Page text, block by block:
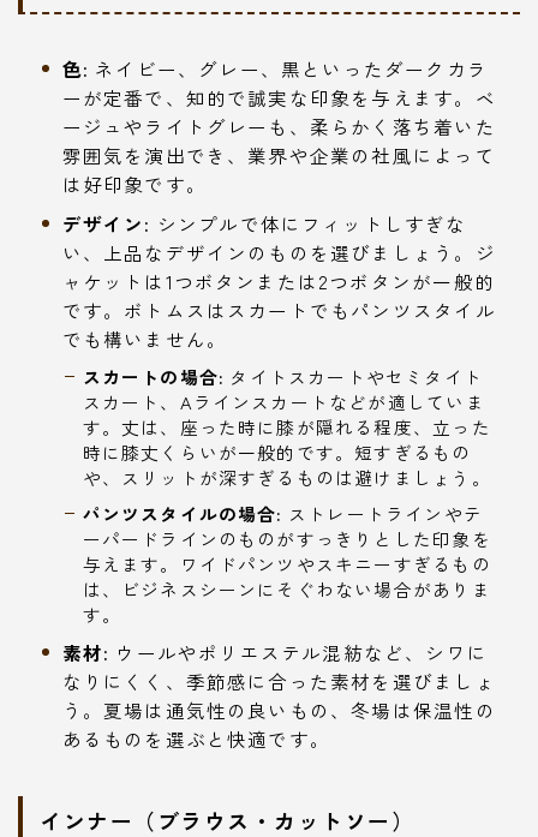
色: ネイビー、グレー、黒といったダークカラ
ーが定番で、知的で誠実な印象を与えます。ベ
ージュやライトグレーも、柔らかく落ち着いた
雰囲気を演出でき、業界や企業の社風によって
は好印象です。
デザイン: シンプルで体にフィットしすぎな
い、上品なデザインのものを選びましょう。ジ
ャケットは1つボタンまたは2つボタンが一般的
です。ボトムスはスカートでもパンツスタイル
でも構いません。
スカートの場合: タイトスカートやセミタイト
スカート、Aラインスカートなどが適していま
す。丈は、座った時に膝が隠れる程度、立った
時に膝丈くらいが一般的です。短すぎるもの
や、スリットが深すぎるものは避けましょう。
パンツスタイルの場合: ストレートラインやテ
ーパードラインのものがすっきりとした印象を
与えます。ワイドパンツやスキニーすぎるもの
は、ビジネスシーンにそぐわない場合がありま
す。
素材: ウールやポリエステル混紡など、シワに
なりにくく、季節感に合った素材を選びましょ
う。夏場は通気性の良いもの、冬場は保温性の
あるものを選ぶと快適です。
インナー（ブラウス・カットソー）